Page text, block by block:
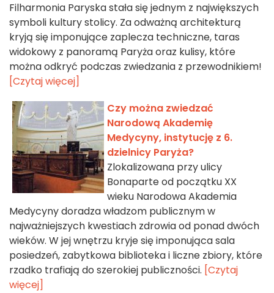
Filharmonia Paryska stała się jednym z największych
symboli kultury stolicy. Za odważną architekturą
kryją się imponujące zaplecza techniczne, taras
widokowy z panoramą Paryża oraz kulisy, które
można odkryć podczas zwiedzania z przewodnikiem!
[Czytaj więcej]
Czy można zwiedzać
Narodową Akademię
Medycyny, instytucję z 6.
dzielnicy Paryża?
Zlokalizowana przy ulicy
Bonaparte od początku XX
wieku Narodowa Akademia
Medycyny doradza władzom publicznym w
najważniejszych kwestiach zdrowia od ponad dwóch
wieków. W jej wnętrzu kryje się imponująca sala
posiedzeń, zabytkowa biblioteka i liczne zbiory, które
rzadko trafiają do szerokiej publiczności. [Czytaj
więcej]